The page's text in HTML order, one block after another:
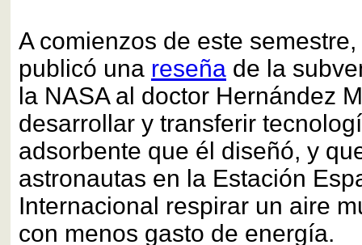
A comienzos de este semestre,
publicó una reseña de la
la NASA al doctor Hernández
desarrollar y transferir
adsorbente que él diseñó, y
astronautas en la Estación
Internacional respirar un aire
con menos gasto de energía.